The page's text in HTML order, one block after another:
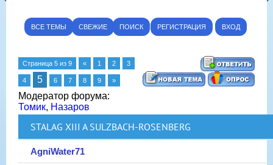
ВСЕ ТЕМЫ СВЕЖИЕ ПОИСК РЕГИСТРАЦИЯ ВХОД
Страница 5 из 9 « 1 2 3
4 5 6 7 8 9 »
Модератор форума:
Томик, Назаров
STALAG XIII A SULZBACH-ROSENBERG
AgniWater71